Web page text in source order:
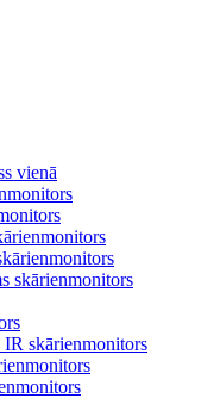
vienā
skārienmonitors
skārienmonitors